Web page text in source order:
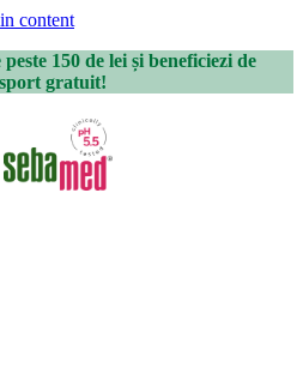
content
150 de lei și beneficiezi de
gratuit!